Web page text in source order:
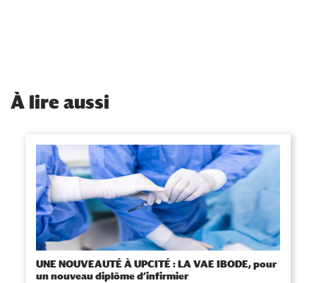
À lire aussi
UNE NOUVEAUTÉ À UPCITÉ : LA VAE IBODE, pour
un nouveau diplôme d’infirmier